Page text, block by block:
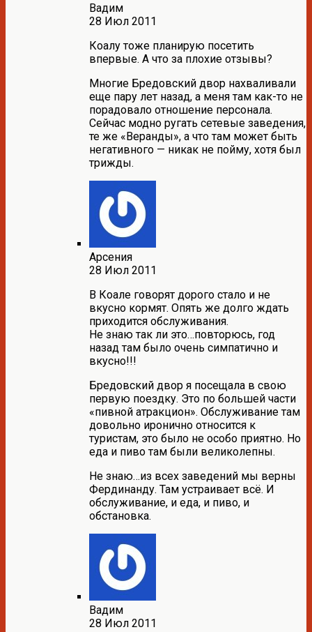
Вадим
28 Июл 2011
Коалу тоже планирую посетить
впервые. А что за плохие отзывы?
Многие Бредовский двор нахваливали
еще пару лет назад, а меня там как-то не
порадовало отношение персонала.
Сейчас модно ругать сетевые заведения,
те же «Веранды», а что там может быть
негативного — никак не пойму, хотя был
трижды.
Арсения
28 Июл 2011
В Коале говорят дорого стало и не
вкусно кормят. Опять же долго ждать
приходится обслуживания.
Не знаю так ли это…повторюсь, год
назад там было очень симпатично и
вкусно!!!
Бредовский двор я посещала в свою
первую поездку. Это по большей части
«пивной атракцион». Обслуживание там
довольно иронично относится к
туристам, это было не особо приятно. Но
еда и пиво там были великолепны.
Не знаю…из всех заведений мы верны
Фердинанду. Там устраивает всё. И
обслуживание, и еда, и пиво, и
обстановка.
Вадим
28 Июл 2011